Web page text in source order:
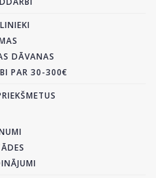
DĀVANAS
PAR 30-300€